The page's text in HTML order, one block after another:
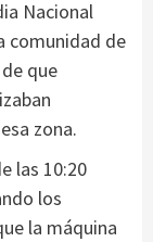
Nacional
comunidad de
que
zona.
las 10:20
los
la máquina